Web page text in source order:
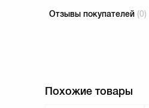
Отзывы покупателей (0)
Похожие товары